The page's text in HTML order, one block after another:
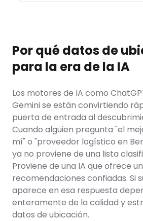
Por qué datos de
para la era de la IA
Los motores de IA como
Gemini se están convirtiendo
puerta de entrada al
Cuando alguien pregunta "el
mí" o "proveedor logístico en
ya no proviene de una lista
Proviene de una IA que ofrece
recomendaciones confiadas. Si
aparece en esa respuesta
enteramente de la calidad y
datos de ubicación.